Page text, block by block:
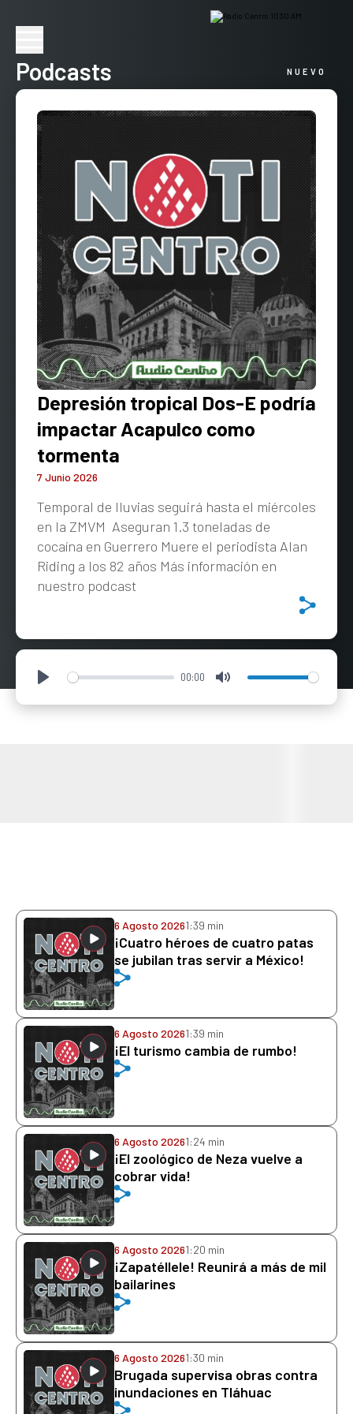
Podcasts NUEVO
Depresión tropical Dos-E podría
impactar Acapulco como
tormenta
7 Junio 2026
Temporal de lluvias seguirá hasta el miércoles
en la ZMVM Aseguran 1.3 toneladas de
cocaína en Guerrero Muere el periodista Alan
Riding a los 82 años Más información en
nuestro podcast
Play 00:00 Mute
6 Agosto 20261:39 min
¡Cuatro héroes de cuatro patas
se jubilan tras servir a México!
6 Agosto 20261:39 min
¡El turismo cambia de rumbo!
6 Agosto 20261:24 min
¡El zoológico de Neza vuelve a
cobrar vida!
6 Agosto 20261:20 min
¡Zapatéllele! Reunirá a más de mil
bailarines
6 Agosto 20261:30 min
Brugada supervisa obras contra
inundaciones en Tláhuac